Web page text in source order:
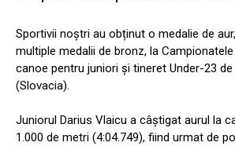
Sportivii noștri au obținut o medalie de
multiple medalii de bronz, la
canoe pentru juniori şi tineret Under-23
(Slovacia).
Juniorul Darius Vlaicu a câştigat aurul la
1.000 de metri (4:04.749), fiind urmat de